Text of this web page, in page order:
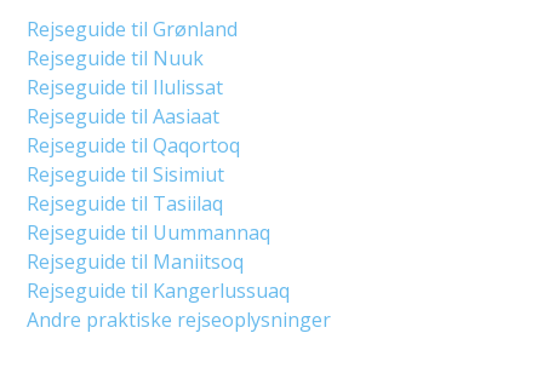
Rejseguide til Grønland
Rejseguide til Nuuk
Rejseguide til Ilulissat
Rejseguide til Aasiaat
Rejseguide til Qaqortoq
Rejseguide til Sisimiut
Rejseguide til Tasiilaq
Rejseguide til Uummannaq
Rejseguide til Maniitsoq
Rejseguide til Kangerlussuaq
Andre praktiske rejseoplysninger